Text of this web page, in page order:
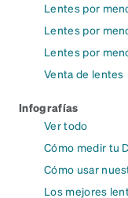
Lentes por
Lentes por
Lentes por
Venta de lentes
Infografías
Ver todo
Cómo medir tu
Cómo usar
Los mejores